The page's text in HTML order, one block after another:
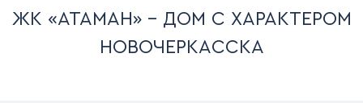
ЖК «АТАМАН» - ДОМ С ХАРАКТЕРОМ
НОВОЧЕРКАССКА